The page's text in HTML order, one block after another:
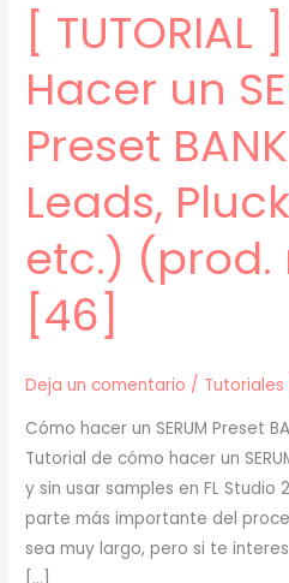
[
Hacer un
Preset
Leads,
etc.) (prod.
[46]
Deja un comentario / Tutoriales
Cómo hacer un SERUM Preset
Tutorial de cómo hacer un
y sin usar samples en FL Studio
parte más importante del
sea muy largo, pero si te